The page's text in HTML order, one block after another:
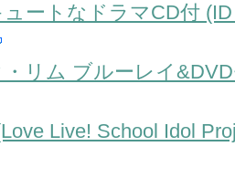
ュートなドラマCD付
リム ブルーレイ
Live! School Idol